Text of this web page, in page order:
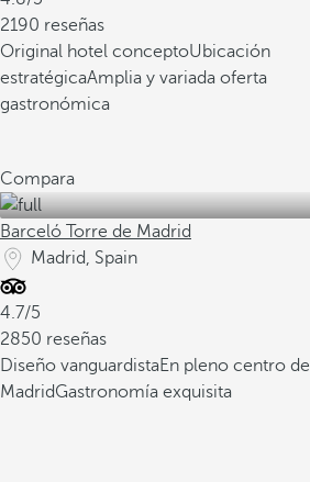
2190 reseñas
Original hotel conceptoUbicación
estratégicaAmplia y variada oferta
gastronómica
Compara
Barceló Torre de Madrid
Madrid, Spain
4.7/5
2850 reseñas
Diseño vanguardistaEn pleno centro de
MadridGastronomía exquisita